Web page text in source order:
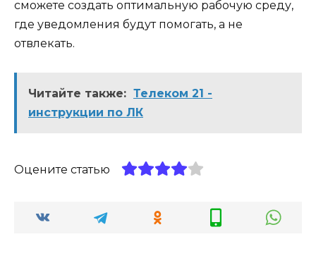
сможете создать оптимальную рабочую среду,
где уведомления будут помогать, а не
отвлекать.
Читайте также: Телеком 21 -
инструкции по ЛК
Оцените статью